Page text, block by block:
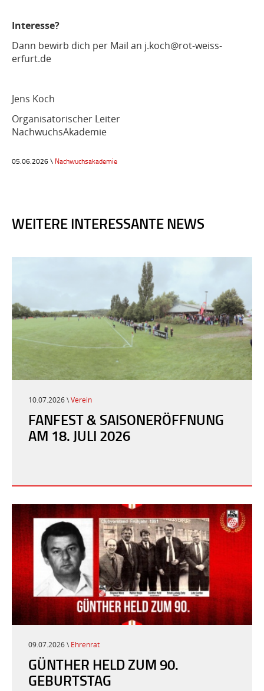
Interesse?
Dann bewirb dich per Mail an j.koch@rot-weiss-
erfurt.de
Jens Koch
Organisatorischer Leiter
NachwuchsAkademie
05.06.2026 \ Nachwuchsakademie
WEITERE INTERESSANTE NEWS
10.07.2026 \Verein
FANFEST & SAISONERÖFFNUNG
AM 18. JULI 2026
09.07.2026 \ Ehrenrat
GÜNTHER HELD ZUM 90.
GEBURTSTAG